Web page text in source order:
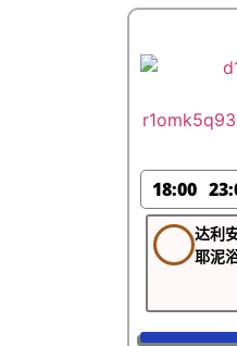
18:00
达利
耶泥